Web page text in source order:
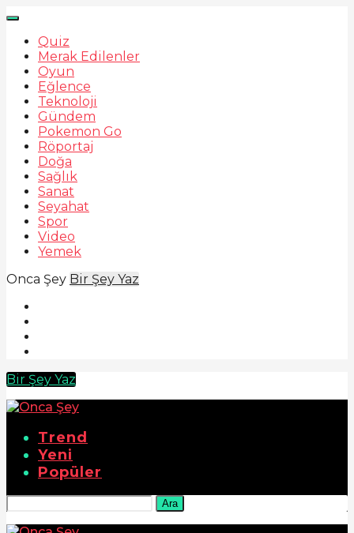
Quiz
Merak Edilenler
Oyun
Eğlence
Teknoloji
Gündem
Pokemon Go
Röportaj
Doğa
Sağlık
Sanat
Seyahat
Spor
Video
Yemek
Onca Şey Bir Şey Yaz
Bir Şey Yaz
Trend
Yeni
Popüler
Ara